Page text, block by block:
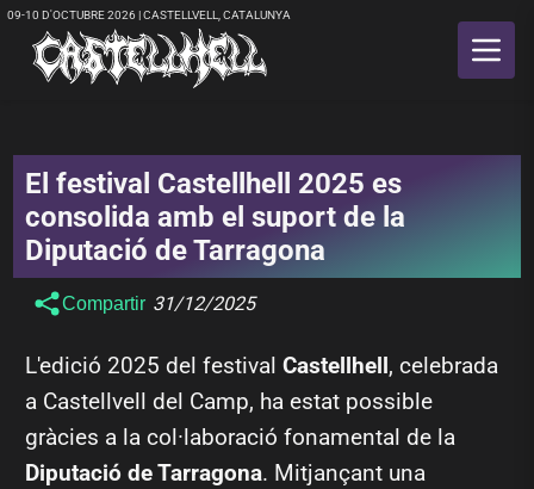
09-10 D'OCTUBRE 2026 | CASTELLVELL, CATALUNYA
El festival Castellhell 2025 es
consolida amb el suport de la
Diputació de Tarragona
Compartir 31/12/2025
L'edició 2025 del festival Castellhell, celebrada
a Castellvell del Camp, ha estat possible
gràcies a la col·laboració fonamental de la
Diputació de Tarragona. Mitjançant una